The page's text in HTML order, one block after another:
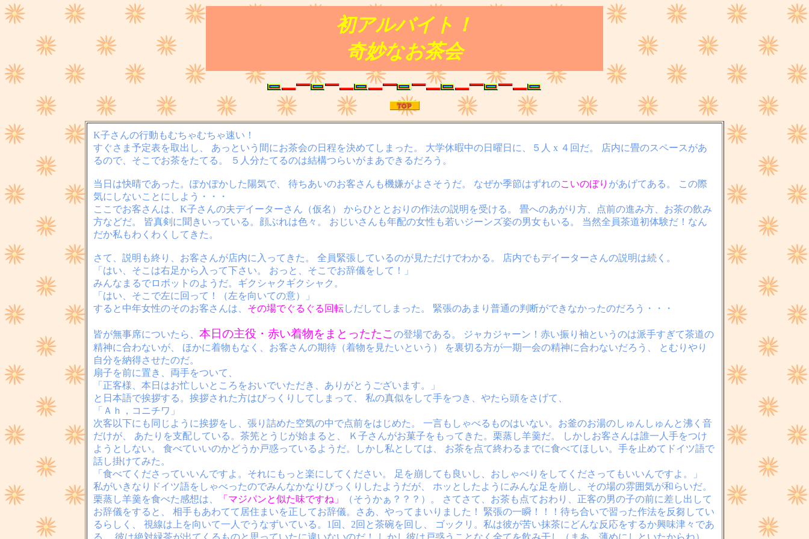
初アルバイト！
奇妙なお茶会
K子さんの行動もむちゃむちゃ速い！
すぐさま予定表を取出し、 あっという間にお茶会の日程を決めてしまった。 大学休暇中の日曜日に、５人 x ４回だ。 店内に畳のスペースがあ
るので、そこでお茶をたてる。 ５人分たてるのは結構つらいがまあできるだろう。
当日は快晴であった。ぽかぽかした陽気で、 待ちあいのお客さんも機嫌がよさそうだ。 なぜか季節はずれのこいのぼり があげてある。 この際
気にしないことにしよう・・・
ここでお客さんは、K子さんの夫デイーターさん（仮名） からひととおりの作法の説明を受ける。 畳へのあがり方、点前の進み方、お茶の飲み
方などだ。 皆真剣に聞きいっている。顔ぶれは色々。 おじいさんも年配の女性も若いジーンズ姿の男女もいる。 当然全員茶道初体験だ！なん
だか私もわくわくしてきた。
さて、説明も終り、お客さんが店内に入ってきた。 全員緊張しているのが見ただけでわかる。 店内でもデイーターさんの説明は続く。
「はい、そこは右足から入って下さい。 おっと、そこでお辞儀をして！」
みんなまるでロボットのようだ。ギクシャクギクシャク。
「はい、そこで左に回って！（左を向いての意）」
すると中年女性のそのお客さんは、 その場でぐるぐる回転しだしてしまった。 緊張のあまり普通の判断ができなかったのだろう・・・
皆が無事席についたら、 本日の主役・赤い着物をまとったたこ の登場である。 ジャカジャーン！赤い振り袖というのは派手すぎて茶道の
精神に合わないが、 ほかに着物もなく、お客さんの期待（着物を見たいという） を裏切る方が一期一会の精神に合わないだろう、 とむりやり
自分を納得させたのだ。
扇子を前に置き、両手をついて、
「正客様、本日はお忙しいところをおいでいただき、ありがとうございます。」
と日本語で挨拶する。挨拶された方はびっくりしてしまって、 私の真似をして手をつき、やたら頭をさげて、
「Ａｈ，コニチワ」
次客以下にも同じように挨拶をし、張り詰めた空気の中で点前をはじめた。 一言もしゃべるものはいない。お釜のお湯のしゅんしゅんと沸く音
だけが、 あたりを支配している。茶筅とうじが始まると、 Ｋ子さんがお菓子をもってきた。栗蒸し羊羹だ。 しかしお客さんは誰一人手をつけ
ようとしない。 食べていいのかどうか戸惑っているようだ。しかし私としては、 お茶を点て終わるまでに食べてほしい。手を止めてドイツ語で
話し掛けてみた。
「食べてくださっていいんですよ。それにもっと楽にしてください。 足を崩しても良いし、おしゃべりをしてくださってもいいんですよ。」
私がいきなりドイツ語をしゃべったのでみんなかなりびっくりしたようだが、 ホッとしたようにみんな足を崩し、その場の雰囲気が和らいだ。
栗蒸し羊羹を食べた感想は、
「マジパンと似た味ですね」
（そうかぁ？？？）。 さてさて、お茶も点ておわり、正客の男の子の前に差し出して
お辞儀をすると、 相手もあわてて居住まいを正してお辞儀。さあ、やってまいりました！ 緊張の一瞬！！！待ち合いで習った作法を反芻してい
るらしく、 視線は上を向いて一人でうなずいている。1回、2回と茶碗を回し、 ゴックリ。私は彼が苦い抹茶にどんな反応をするか興味津々であ
る。 彼は絶対緑茶が出てくるものと思っていたに違いないのだ！ しかし彼は戸惑うことなく全てを飲み干し（まあ、薄めにしといたからね）、